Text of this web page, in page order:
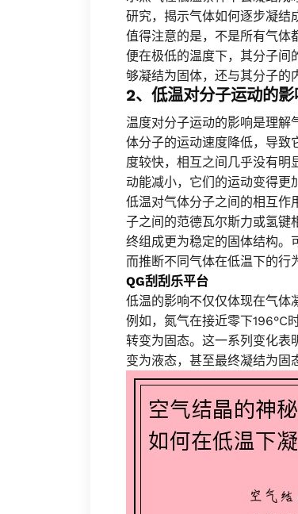
研究，揭示气体如何逐步凝结
值得注意的是，不是所有气体
便在极低的温度下，其分子间
够凝结为固体，还与其分子的
2、低温对分子运动的影
温度对分子运动的影响是理解
体分子的运动速度降低，导致
度较快，相互之间几乎没有明
动能减小，它们的运动变得更
低温对气体分子之间的相互作
子之间的范德瓦尔斯力或氢键
终组成更为稳定的固体结构。
而推断不同气体在低温下的行
QG刮刮乐平台
低温的影响不仅仅体现在气体
例如，氮气在接近零下196°C
转变为固态。这一系列变化表
变为液态，甚至最终凝结为固